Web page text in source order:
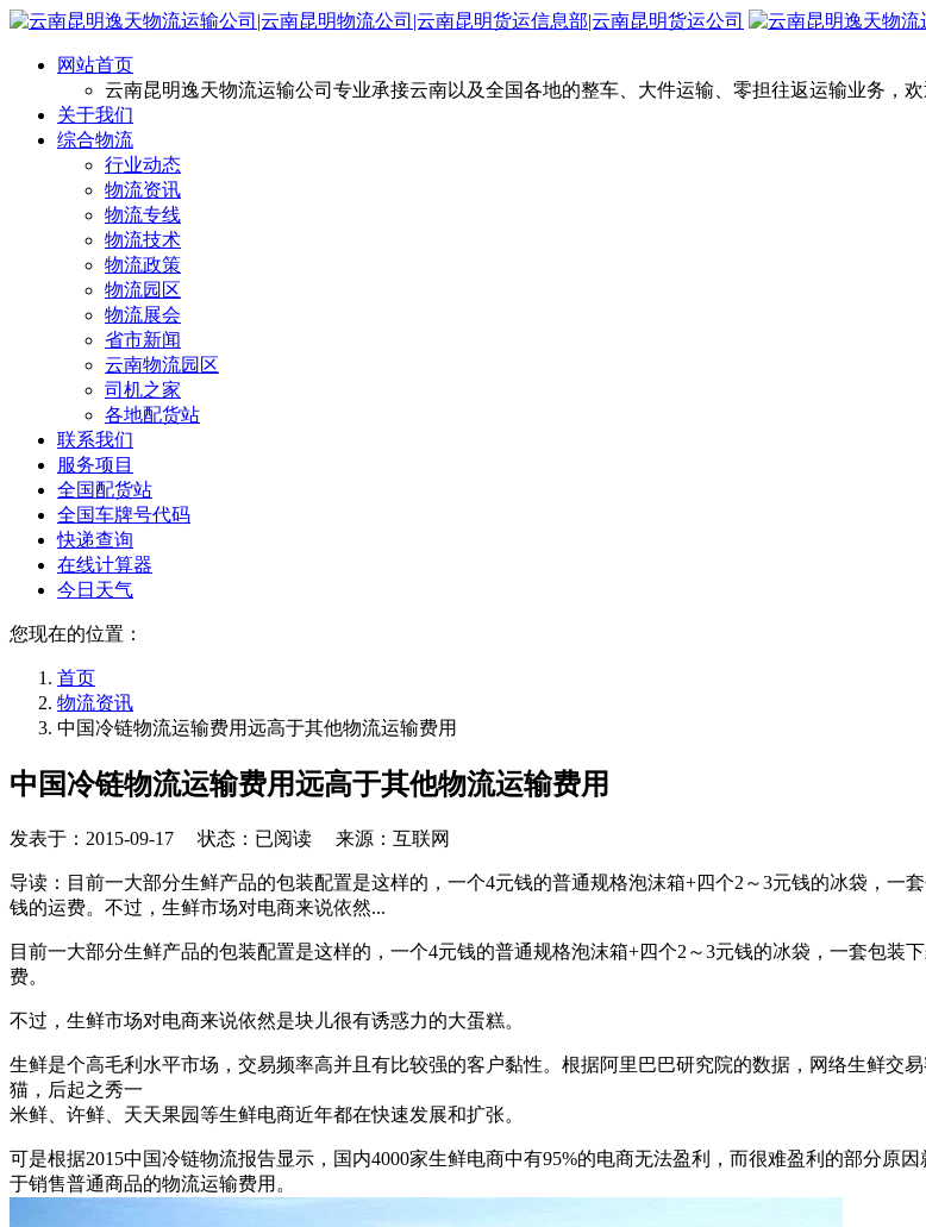
网站首页
云南昆明逸天物流运输公司专业承接云南以及全国各地的整车、大件运输、零担往返运输业务，
关于我们
综合物流
行业动态
物流资讯
物流专线
物流技术
物流政策
物流园区
物流展会
省市新闻
云南物流园区
司机之家
各地配货站
联系我们
服务项目
全国配货站
全国车牌号代码
快递查询
在线计算器
今日天气
您现在的位置：
首页
物流资讯
中国冷链物流运输费用远高于其他物流运输费用
中国冷链物流运输费用远高于其他物流运输费用
发表于： 2015-09-17 状态：已阅读 来源：互联网
导读：目前一大部分生鲜产品的包装配置是这样的，一个4元钱的普通规格泡沫箱+四个2～3元钱的冰袋，一
钱的运费。不过，生鲜市场对电商来说依然...
目前一大部分生鲜产品的包装配置是这样的，一个4元钱的普通规格泡沫箱+四个2～3元钱的冰袋，一套包装
费。
不过，生鲜市场对电商来说依然是块儿很有诱惑力的大蛋糕。
生鲜是个高毛利水平市场，交易频率高并且有比较强的客户黏性。根据阿里巴巴研究院的数据，网络生鲜交
猫，后起之秀一
米鲜、许鲜、天天果园等生鲜电商近年都在快速发展和扩张。
可是根据2015中国冷链物流报告显示，国内4000家生鲜电商中有95%的电商无法盈利，而很难盈利的部分原
于销售普通商品的物流运输费用。